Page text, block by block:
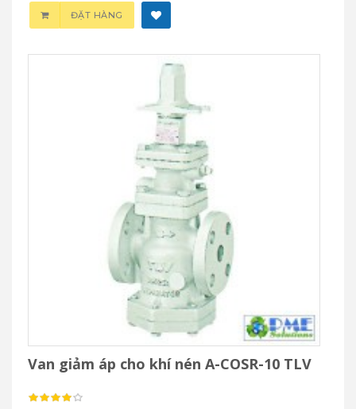
ĐẶT HÀNG
Van giảm áp cho khí nén A-COSR-10 TLV